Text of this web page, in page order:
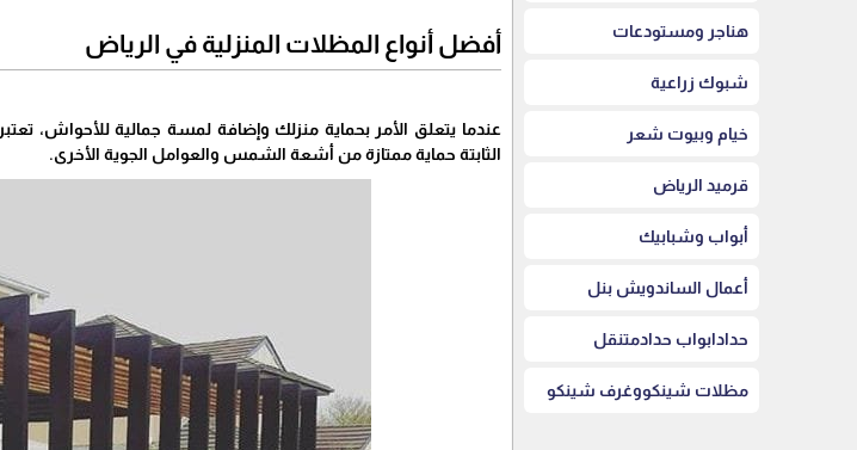
هناجر ومستودعات
شبوك زراعية
خيام وبيوت شعر
قرميد الرياض
أبواب وشبابيك
أعمال الساندويش بنل
حدادابواب حدادمتنقل
مظلات شينكووغرف شينكو
أفضل أنواع المظلات المنزلية في الرياض
عندما يتعلق الأمر بحماية منزلك وإضافة لمسة جمالية للأحواش، تعتبر
الثابتة حماية ممتازة من أشعة الشمس والعوامل الجوية الأخرى.